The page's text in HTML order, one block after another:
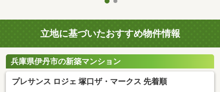
立地に基づいたおすすめ物件情報
兵庫県伊丹市の新築マンション
プレサンス ロジェ 塚口ザ・マークス 先着順